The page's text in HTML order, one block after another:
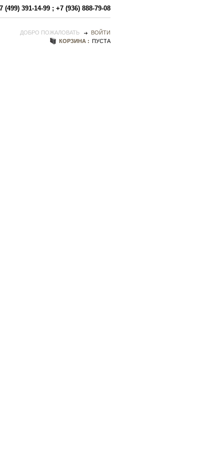
(499) 391-14-99 ; +7 (936) 888-79-08
ДОБРО ПОЖАЛОВАТЬ
ВОЙТИ
КОРЗИНА :
ПУСТА